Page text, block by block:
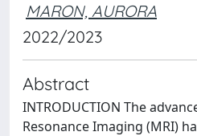
MARON, AURORA
2022/2023
Abstract
INTRODUCTION The
Resonance Imaging (MRI)